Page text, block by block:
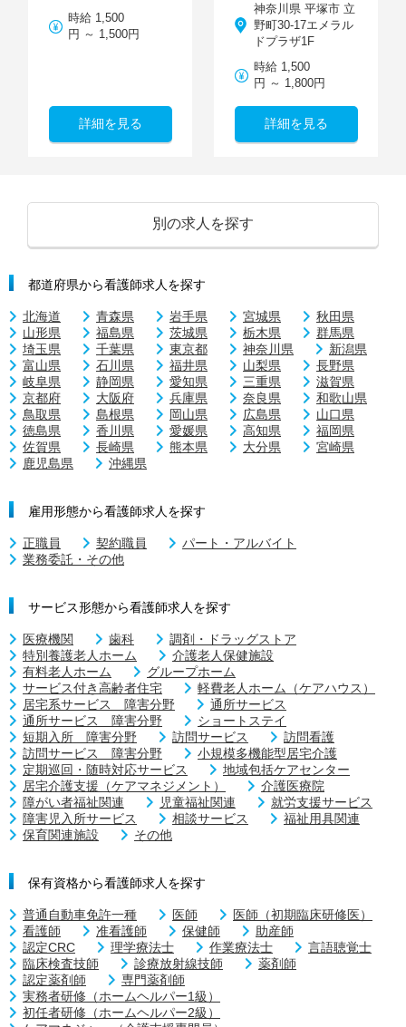
時給 1,500
円 ～ 1,500円
詳細を見る
神奈川県 平塚市 立
野町30-17エメラル
ドプラザ1F
時給 1,500
円 ～ 1,800円
詳細を見る
別の求人を探す
都道府県から看護師求人を探す
北海道 青森県 岩手県 宮城県
秋田県
山形県
福島県 茨城県 栃木県
群馬県
埼玉県
千葉県 東京都 神奈川県
新潟県
富山県
石川県 福井県 山梨県
長野県
岐阜県
静岡県 愛知県 三重県
滋賀県
京都府
大阪府 兵庫県 奈良県
和歌山県
鳥取県
島根県 岡山県 広島県
山口県
徳島県
香川県 愛媛県 高知県
福岡県
佐賀県
長崎県 熊本県 大分県
宮崎県
鹿児島県
沖縄県
雇用形態から看護師求人を探す
正職員 契約職員
パート・アルバイト
業務委託・その他
サービス形態から看護師求人を探す
医療機関 歯科
調剤・ドラッグストア
特別養護老人ホーム
介護老人保健施設
有料老人ホーム
グループホーム
サービス付き高齢者住宅
軽費老人ホーム（ケアハウス）
居宅系サービス 障害分野
通所サービス
通所サービス 障害分野
ショートステイ
短期入所 障害分野
訪問サービス
訪問看護
訪問サービス 障害分野
小規模多機能型居宅介護
定期巡回・随時対応サービス
地域包括ケアセンター
居宅介護支援（ケアマネジメント）
介護医療院
障がい者福祉関連
児童福祉関連
就労支援サービス
障害児入所サービス
相談サービス
福祉用具関連
保育関連施設
その他
保有資格から看護師求人を探す
普通自動車免許一種 医師
医師（初期臨床研修医）
看護師
准看護師 保健師
助産師
認定CRC
理学療法士 作業療法士
言語聴覚士
臨床検査技師
診療放射線技師
薬剤師
認定薬剤師
専門薬剤師
実務者研修（ホームヘルパー1級）
初任者研修（ホームヘルパー2級）